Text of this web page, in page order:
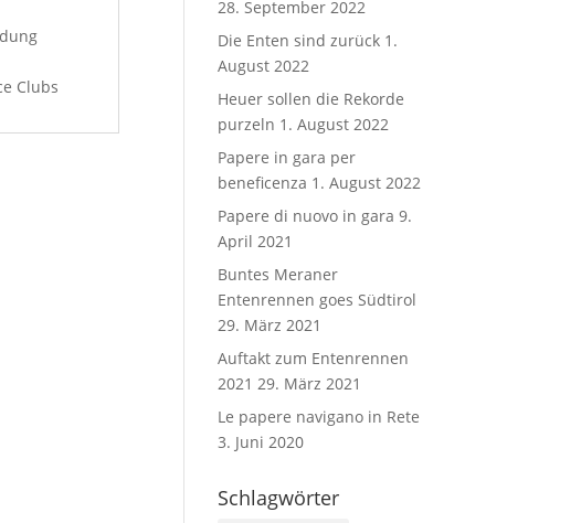
Clubs
28. September 2022
Die Enten sind zurück 1.
August 2022
Heuer sollen die Rekorde
purzeln 1. August 2022
Papere in gara per
beneficenza 1. August 2022
Papere di nuovo in gara 9.
April 2021
Buntes Meraner
Entenrennen goes Südtirol
29. März 2021
Auftakt zum Entenrennen
2021 29. März 2021
Le papere navigano in Rete
3. Juni 2020
Schlagwörter